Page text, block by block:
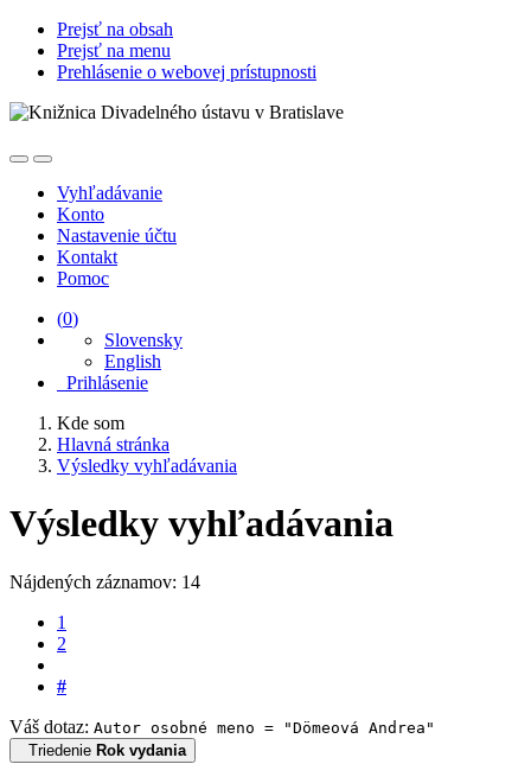
Prejsť na obsah
Prejsť na menu
Prehlásenie o webovej prístupnosti
Vyhľadávanie
Konto
Nastavenie účtu
Kontakt
Pomoc
(0)
Slovensky
English
Prihlásenie
Kde som
Hlavná stránka
Výsledky vyhľadávania
Výsledky vyhľadávania
Nájdených záznamov: 14
1
2
#
Váš dotaz: Autor osobné meno = "Dömeová Andrea"
Triedenie Rok vydania